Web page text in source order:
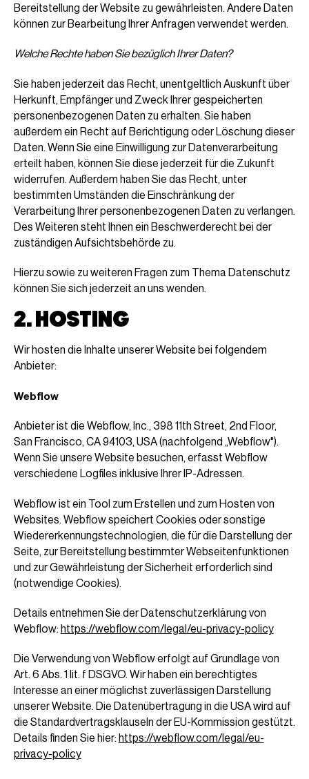
Bereitstellung der Website zu gewährleisten. Andere Daten
können zur Bearbeitung Ihrer Anfragen verwendet werden.
Welche Rechte haben Sie bezüglich Ihrer Daten?
Sie haben jederzeit das Recht, unentgeltlich Auskunft über
Herkunft, Empfänger und Zweck Ihrer gespeicherten
personenbezogenen Daten zu erhalten. Sie haben
außerdem ein Recht auf Berichtigung oder Löschung dieser
Daten. Wenn Sie eine Einwilligung zur Datenverarbeitung
erteilt haben, können Sie diese jederzeit für die Zukunft
widerrufen. Außerdem haben Sie das Recht, unter
bestimmten Umständen die Einschränkung der
Verarbeitung Ihrer personenbezogenen Daten zu verlangen.
Des Weiteren steht Ihnen ein Beschwerderecht bei der
zuständigen Aufsichtsbehörde zu.
Hierzu sowie zu weiteren Fragen zum Thema Datenschutz
können Sie sich jederzeit an uns wenden.
2. HOSTING
Wir hosten die Inhalte unserer Website bei folgendem
Anbieter:
Webflow
Anbieter ist die Webflow, Inc., 398 11th Street, 2nd Floor,
San Francisco, CA 94103, USA (nachfolgend „Webflow").
Wenn Sie unsere Website besuchen, erfasst Webflow
verschiedene Logfiles inklusive Ihrer IP-Adressen.
Webflow ist ein Tool zum Erstellen und zum Hosten von
Websites. Webflow speichert Cookies oder sonstige
Wiedererkennungstechnologien, die für die Darstellung der
Seite, zur Bereitstellung bestimmter Webseitenfunktionen
und zur Gewährleistung der Sicherheit erforderlich sind
(notwendige Cookies).
Details entnehmen Sie der Datenschutzerklärung von
Webflow: https://webflow.com/legal/eu-privacy-policy
Die Verwendung von Webflow erfolgt auf Grundlage von
Art. 6 Abs. 1 lit. f DSGVO. Wir haben ein berechtigtes
Interesse an einer möglichst zuverlässigen Darstellung
unserer Website. Die Datenübertragung in die USA wird auf
die Standardvertragsklauseln der EU-Kommission gestützt.
Details finden Sie hier: https://webflow.com/legal/eu-
privacy-policy